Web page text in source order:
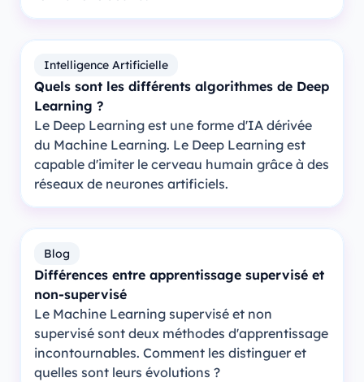
Intelligence Artificielle
Quels sont les différents algorithmes de Deep
Learning ?
Le Deep Learning est une forme d'IA dérivée
du Machine Learning. Le Deep Learning est
capable d'imiter le cerveau humain grâce à des
réseaux de neurones artificiels.
Blog
Différences entre apprentissage supervisé et
non-supervisé
Le Machine Learning supervisé et non
supervisé sont deux méthodes d'apprentissage
incontournables. Comment les distinguer et
quelles sont leurs évolutions ?